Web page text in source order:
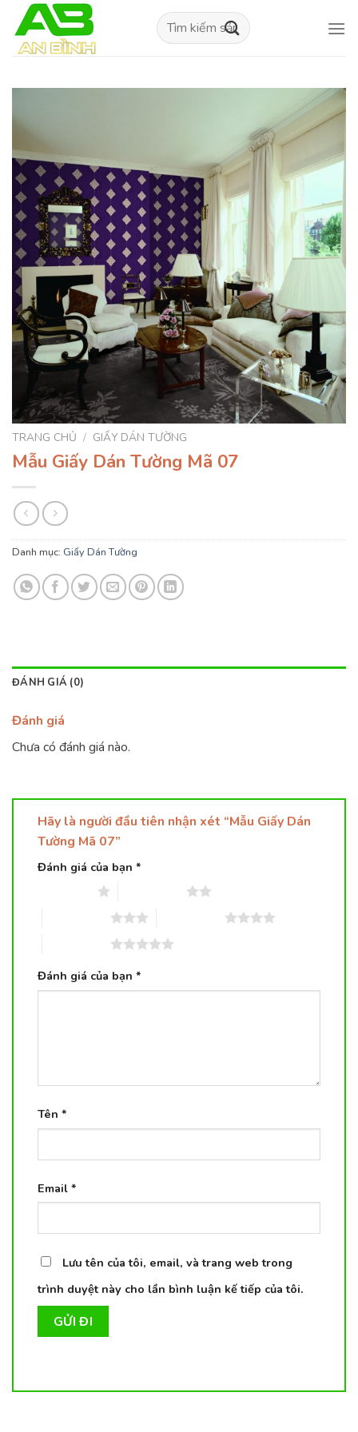
content
Tìm
kiếm:
TRANG CHỦ / GIẤY DÁN TƯỜNG
Mẫu Giấy Dán Tường Mã 07
Danh mục: Giấy Dán Tường
ĐÁNH GIÁ (0)
Đánh giá
Chưa có đánh giá nào.
Hãy là người đầu tiên nhận xét “Mẫu Giấy Dán
Tường Mã 07”
Đánh giá của bạn *
Đánh giá của bạn *
Tên *
Email *
Lưu tên của tôi, email, và trang web trong
trình duyệt này cho lần bình luận kế tiếp của tôi.